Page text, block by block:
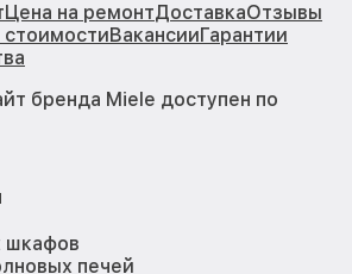
Цена на ремонтДоставкаОтзывы
стоимостиВакансииГарантии
бренда Miele доступен по
шкафов
печей